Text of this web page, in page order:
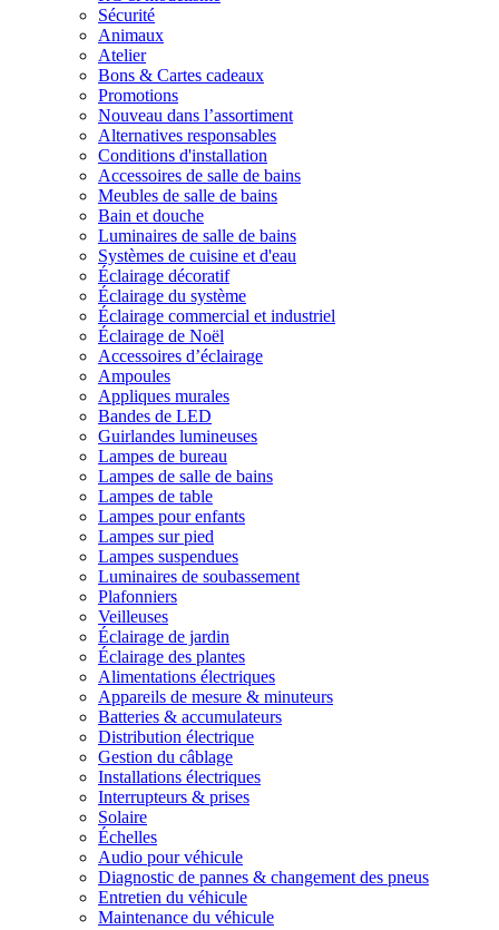
Sécurité
Animaux
Atelier
Bons & Cartes cadeaux
Promotions
Nouveau dans l’assortiment
Alternatives responsables
Conditions d'installation
Accessoires de salle de bains
Meubles de salle de bains
Bain et douche
Luminaires de salle de bains
Systèmes de cuisine et d'eau
Éclairage décoratif
Éclairage du système
Éclairage commercial et industriel
Éclairage de Noël
Accessoires d’éclairage
Ampoules
Appliques murales
Bandes de LED
Guirlandes lumineuses
Lampes de bureau
Lampes de salle de bains
Lampes de table
Lampes pour enfants
Lampes sur pied
Lampes suspendues
Luminaires de soubassement
Plafonniers
Veilleuses
Éclairage de jardin
Éclairage des plantes
Alimentations électriques
Appareils de mesure & minuteurs
Batteries & accumulateurs
Distribution électrique
Gestion du câblage
Installations électriques
Interrupteurs & prises
Solaire
Échelles
Audio pour véhicule
Diagnostic de pannes & changement des pneus
Entretien du véhicule
Maintenance du véhicule